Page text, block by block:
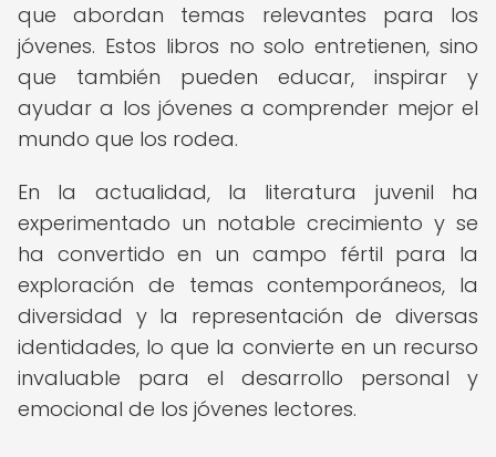
que abordan temas relevantes para los
jóvenes. Estos libros no solo entretienen, sino
que también pueden educar, inspirar y
ayudar a los jóvenes a comprender mejor el
mundo que los rodea.
En la actualidad, la literatura juvenil ha
experimentado un notable crecimiento y se
ha convertido en un campo fértil para la
exploración de temas contemporáneos, la
diversidad y la representación de diversas
identidades, lo que la convierte en un recurso
invaluable para el desarrollo personal y
emocional de los jóvenes lectores.